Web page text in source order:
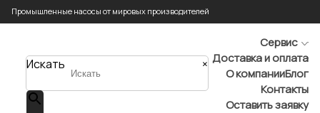
Промышленные насосы от мировых производителей
Искать ×
Сервис
Доставка и оплата
О компанииБлог
Контакты
Оставить заявку